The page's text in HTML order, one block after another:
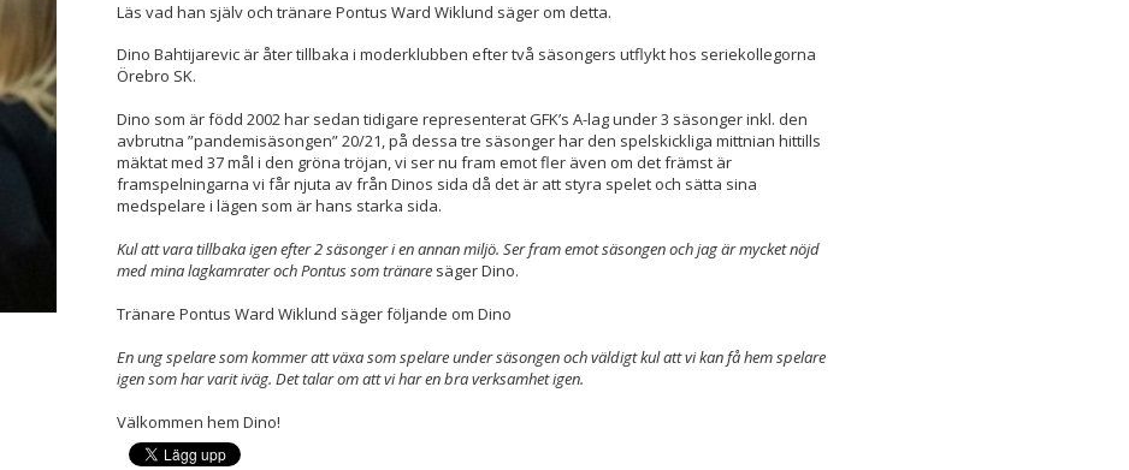
Läs vad han själv och tränare Pontus Ward Wiklund säger om detta.
Dino Bahtijarevic är åter tillbaka i moderklubben efter två säsongers utflykt hos seriekollegorna
Örebro SK.
Dino som är född 2002 har sedan tidigare representerat GFK’s A-lag under 3 säsonger inkl. den
avbrutna ”pandemisäsongen” 20/21, på dessa tre säsonger har den spelskickliga mittnian hittills
mäktat med 37 mål i den gröna tröjan, vi ser nu fram emot fler även om det främst är
framspelningarna vi får njuta av från Dinos sida då det är att styra spelet och sätta sina
medspelare i lägen som är hans starka sida.
Kul att vara tillbaka igen efter 2 säsonger i en annan miljö. Ser fram emot säsongen och jag är mycket nöjd
med mina lagkamrater och Pontus som tränare säger Dino.
Tränare Pontus Ward Wiklund säger följande om Dino
En ung spelare som kommer att växa som spelare under säsongen och väldigt kul att vi kan få hem spelare
igen som har varit iväg. Det talar om att vi har en bra verksamhet igen.
Välkommen hem Dino!